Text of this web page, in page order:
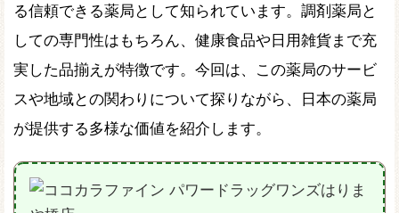
る信頼できる薬局として知られています。調剤薬局と
しての専門性はもちろん、健康食品や日用雑貨まで充
実した品揃えが特徴です。今回は、この薬局のサービ
スや地域との関わりについて探りながら、日本の薬局
が提供する多様な価値を紹介します。